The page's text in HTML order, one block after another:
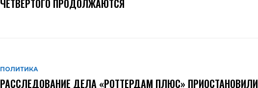
ЧЕТВЕРТОГО ПРОДОЛЖАЮТСЯ
ПОЛИТИКА
РАССЛЕДОВАНИЕ ДЕЛА «РОТТЕРДАМ ПЛЮС» ПРИОСТАНОВИЛИ